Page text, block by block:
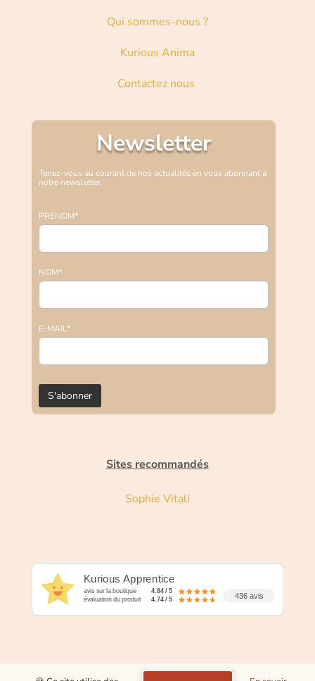
Qui sommes-nous ?
Kurious Anima
Contactez nous
Newsletter
Tenez-vous au courant de nos actualités en vous abonnant à
notre newsletter.
PRENOM*
NOM*
E-MAIL*
Sites recommandés
Sophie Vitali
Kurious Apprentice
avis sur la boutique
4.84 / 5
évaluation du produit
4.74 / 5 436 avis